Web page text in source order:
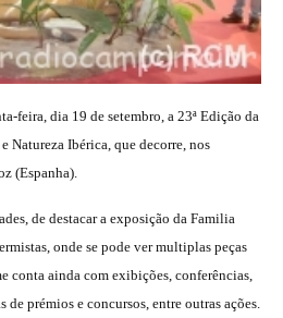
feira, dia 19 de setembro, a 23ª Edição da
Natureza Ibérica, que decorre, nos
(Espanha).
de destacar a exposição da Familia
onde se pode ver multiplas peças
conta ainda com exibições, conferências,
de prémios e concursos, entre outras ações.